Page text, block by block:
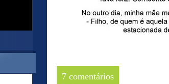
7 comentários